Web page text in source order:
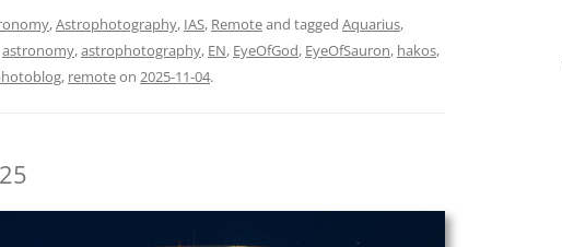
,Astrophotography, IAS, Remoteand tagged Aquarius,
astronomy,astrophotography, EN, EyeOfGod, EyeOfSauron, hakos,
, remoteon 2025-11-04.